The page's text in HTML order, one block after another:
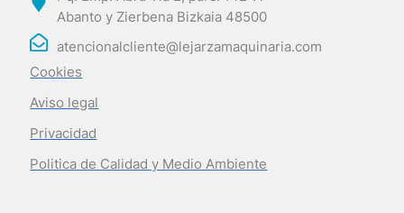
Abanto y Zierbena Bizkaia 48500
atencionalcliente@lejarzamaquinaria.com
Cookies
Aviso legal
Privacidad
Politica de Calidad y Medio Ambiente